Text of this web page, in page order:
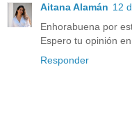
Aitana Alamán 12
Enhorabuena por
Espero tu opinión
Responder